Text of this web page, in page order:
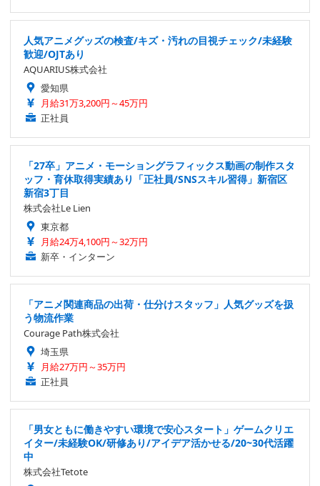
人気アニメグッズの検査/キズ・汚れの目視チェック/未経験
歓迎/OJTあり
AQUARIUS株式会社
愛知県
月給31万3,200円～45万円
正社員
「27卒」アニメ・モーショングラフィックス動画の制作スタ
ッフ・育休取得実績あり「正社員/SNSスキル習得」新宿区
新宿3丁目
株式会社Le Lien
東京都
月給24万4,100円～32万円
新卒・インターン
「アニメ関連商品の出荷・仕分けスタッフ」人気グッズを扱
う物流作業
Courage Path株式会社
埼玉県
月給27万円～35万円
正社員
「男女ともに働きやすい環境で安心スタート」ゲームクリエ
イター/未経験OK/研修あり/アイデア活かせる/20~30代活躍
中
株式会社Tetote